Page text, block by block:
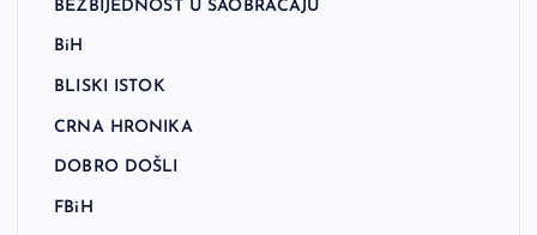
BEZBIJEDNOST U SAOBRAĆAJU
BiH
BLISKI ISTOK
CRNA HRONIKA
DOBRO DOŠLI
FBiH